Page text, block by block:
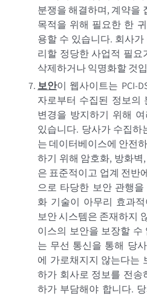
분쟁을 해결하며, 계약을
목적을 위해 필요한 한
용할 수 있습니다. 회사
리할 정당한 사업적 필
삭제하거나 익명화할 것
보안이 웹사이트는 PCI-
자로부터 수집된 정보의
변경을 방지하기 위해
있습니다. 당사가 수집
는 데이터베이스에 안전
하기 위해 암호화, 방화벽
은 표준적이고 업계 전반
으로 타당한 보안 관행
화 기술이 아무리 효과
보안 시스템은 존재하지
이스의 보안을 보장할
는 무선 통신을 통해 당
에 가로채지지 않는다는
하가 회사로 정보를 전송
하가 부담해야 합니다.